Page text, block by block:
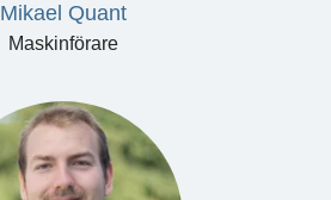
Mikael Quant
Maskinförare